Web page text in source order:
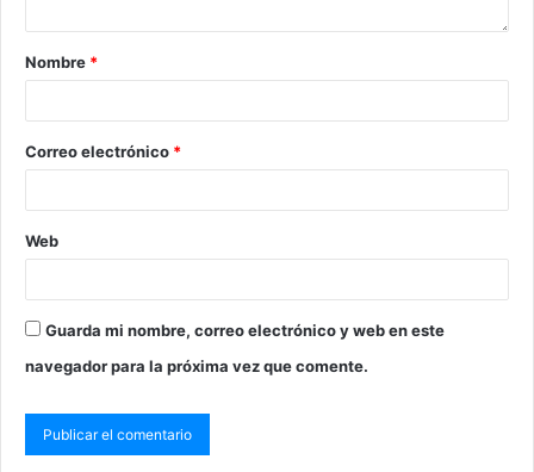
Nombre *
Correo electrónico *
Web
Guarda mi nombre, correo electrónico y web en este
navegador para la próxima vez que comente.